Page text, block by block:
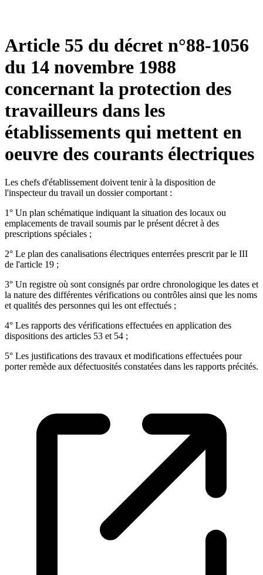
Article 55 du décret n°88-1056
du 14 novembre 1988
concernant la protection des
travailleurs dans les
établissements qui mettent en
oeuvre des courants électriques
Les chefs d'établissement doivent tenir à la disposition de
l'inspecteur du travail un dossier comportant :
1° Un plan schématique indiquant la situation des locaux ou
emplacements de travail soumis par le présent décret à des
prescriptions spéciales ;
2° Le plan des canalisations électriques enterrées prescrit par le III
de l'article 19 ;
3° Un registre où sont consignés par ordre chronologique les dates et
la nature des différentes vérifications ou contrôles ainsi que les noms
et qualités des personnes qui les ont effectués ;
4° Les rapports des vérifications effectuées en application des
dispositions des articles 53 et 54 ;
5° Les justifications des travaux et modifications effectuées pour
porter remède aux défectuosités constatées dans les rapports précités.